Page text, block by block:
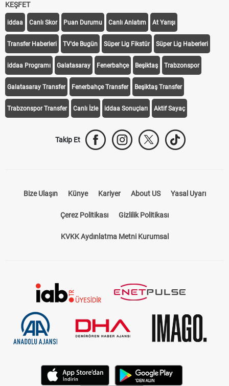
KEŞFET
iddaa Canlı Skor Puan Durumu Canlı Anlatım At Yarışı
Transfer Haberleri TV'de Bugün Süper Lig Fikstür Süper Lig Haberleri
iddaa Programı Galatasaray Fenerbahçe Beşiktaş Trabzonspor
Galatasaray Transfer Fenerbahçe Transfer Beşiktaş Transfer
Trabzonspor Transfer Canlı İzle iddaa Sonuçları Aktif Sayaç
Takip Et
Bize Ulaşın Künye Kariyer About US Yasal Uyarı
Çerez Politikası Gizlilik Politikası
KVKK Aydınlatma Metni Kurumsal